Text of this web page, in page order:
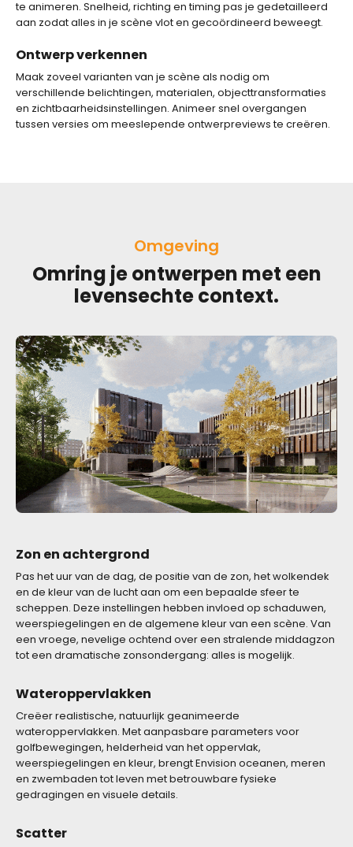
te animeren. Snelheid, richting en timing pas je gedetailleerd
aan zodat alles in je scène vlot en gecoördineerd beweegt.
Ontwerp verkennen
Maak zoveel varianten van je scène als nodig om
verschillende belichtingen, materialen, objecttransformaties
en zichtbaarheidsinstellingen. Animeer snel overgangen
tussen versies om meeslepende ontwerpreviews te creëren.
Omgeving
Omring je ontwerpen met een
levensechte context.
Zon en achtergrond
Pas het uur van de dag, de positie van de zon, het wolkendek
en de kleur van de lucht aan om een bepaalde sfeer te
scheppen. Deze instellingen hebben invloed op schaduwen,
weerspiegelingen en de algemene kleur van een scène. Van
een vroege, nevelige ochtend over een stralende middagzon
tot een dramatische zonsondergang: alles is mogelijk.
Wateroppervlakken
Creëer realistische, natuurlijk geanimeerde
wateroppervlakken. Met aanpasbare parameters voor
golfbewegingen, helderheid van het oppervlak,
weerspiegelingen en kleur, brengt Envision oceanen, meren
en zwembaden tot leven met betrouwbare fysieke
gedragingen en visuele details.
Scatter